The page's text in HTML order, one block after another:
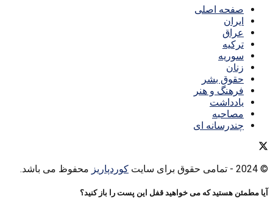
صفحه اصلی
ایران
عراق
ترکیه
سوریه
زنان
حقوق بشر
فرهنگ و هنر
یادداشت
مصاحبه
چندرسانه ای
© 2024 - تمامی حقوق برای سایت کوردپاریز محفوظ می باشد.
آیا مطمئن هستید که می خواهید قفل این پست را باز کنید؟